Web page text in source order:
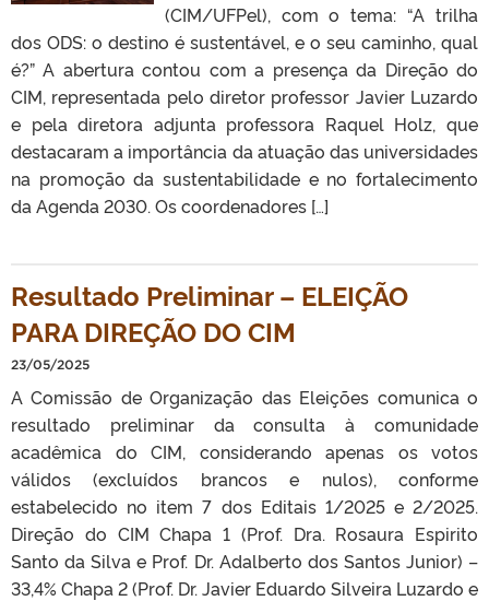
(CIM/UFPel), com o tema: “A trilha
dos ODS: o destino é sustentável, e o seu caminho, qual
é?” A abertura contou com a presença da Direção do
CIM, representada pelo diretor professor Javier Luzardo
e pela diretora adjunta professora Raquel Holz, que
destacaram a importância da atuação das universidades
na promoção da sustentabilidade e no fortalecimento
da Agenda 2030. Os coordenadores […]
Resultado Preliminar – ELEIÇÃO
PARA DIREÇÃO DO CIM
23/05/2025
A Comissão de Organização das Eleições comunica o
resultado preliminar da consulta à comunidade
acadêmica do CIM, considerando apenas os votos
válidos (excluídos brancos e nulos), conforme
estabelecido no item 7 dos Editais 1/2025 e 2/2025.
Direção do CIM Chapa 1 (Prof. Dra. Rosaura Espirito
Santo da Silva e Prof. Dr. Adalberto dos Santos Junior) –
33,4% Chapa 2 (Prof. Dr. Javier Eduardo Silveira Luzardo e